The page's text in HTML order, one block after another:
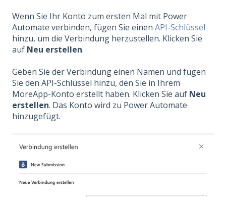
Wenn Sie Ihr Konto zum ersten Mal mit Power
Automate verbinden, fügen Sie einen API-Schlüssel
hinzu, um die Verbindung herzustellen. Klicken Sie
auf Neu erstellen.
Geben Sie der Verbindung einen Namen und fügen
Sie den API-Schlüssel hinzu, den Sie in Ihrem
MoreApp-Konto erstellt haben. Klicken Sie auf Neu
erstellen. Das Konto wird zu Power Automate
hinzugefügt.